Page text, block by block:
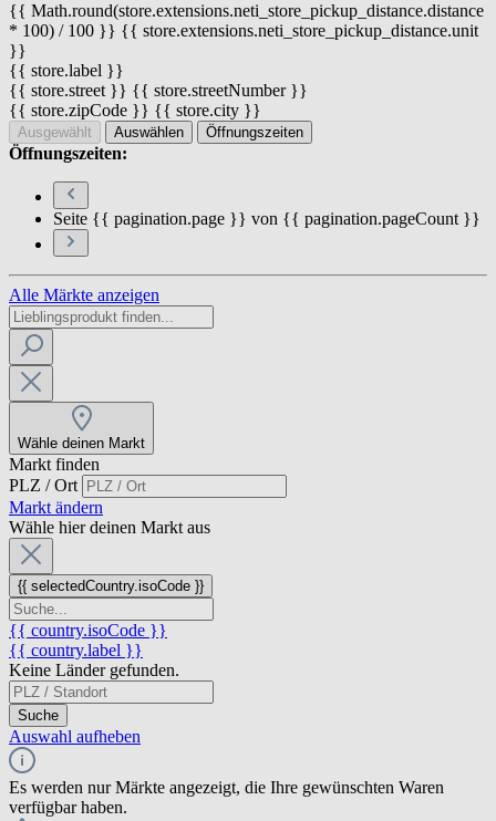
{{ Math.round(store.extensions.neti_store_pickup_distance.distance
* 100) / 100 }} {{ store.extensions.neti_store_pickup_distance.unit
}}
{{ store.label }}
{{ store.street }} {{ store.streetNumber }}
{{ store.zipCode }} {{ store.city }}
Ausgewählt Auswählen Öffnungszeiten
Öffnungszeiten:
Seite {{ pagination.page }} von {{ pagination.pageCount }}
Alle Märkte anzeigen
Wähle deinen Markt
Markt finden
PLZ / Ort
Markt ändern
Wähle hier deinen Markt aus
{{ selectedCountry.isoCode }}
{{ country.isoCode }}
{{ country.label }}
Keine Länder gefunden.
Suche
Auswahl aufheben
Es werden nur Märkte angezeigt, die Ihre gewünschten Waren
verfügbar haben.